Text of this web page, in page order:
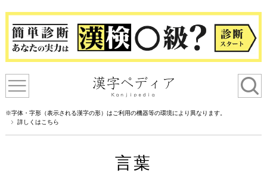
※字体・字形（表示される漢字の形）はご利用の機器等の環境により異なります。
詳しくはこちら
言葉